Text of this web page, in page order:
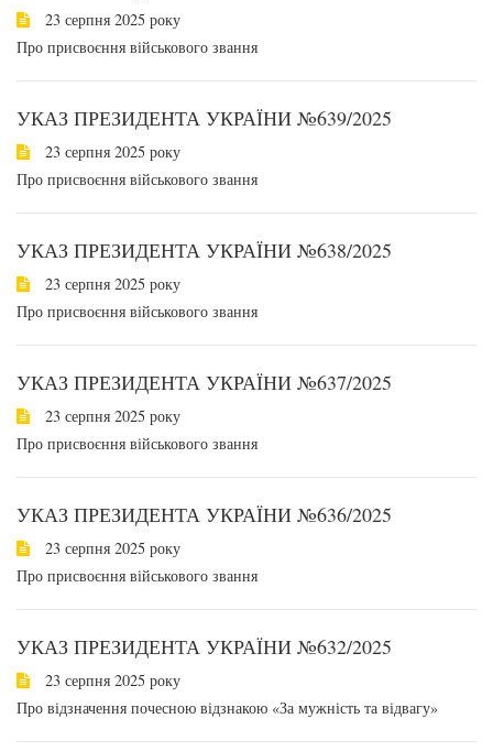
23 серпня 2025 року
Про присвоєння військового звання
УКАЗ ПРЕЗИДЕНТА УКРАЇНИ №639/2025
23 серпня 2025 року
Про присвоєння військового звання
УКАЗ ПРЕЗИДЕНТА УКРАЇНИ №638/2025
23 серпня 2025 року
Про присвоєння військового звання
УКАЗ ПРЕЗИДЕНТА УКРАЇНИ №637/2025
23 серпня 2025 року
Про присвоєння військового звання
УКАЗ ПРЕЗИДЕНТА УКРАЇНИ №636/2025
23 серпня 2025 року
Про присвоєння військового звання
УКАЗ ПРЕЗИДЕНТА УКРАЇНИ №632/2025
23 серпня 2025 року
Про відзначення почесною відзнакою «За мужність та відвагу»